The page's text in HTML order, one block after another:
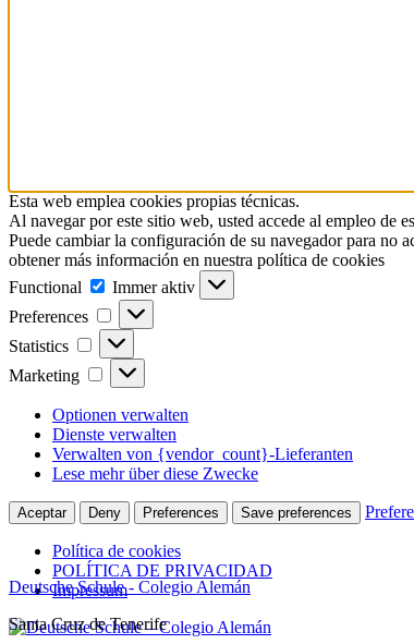
Esta web emplea cookies propias técnicas.
Al navegar por este sitio web, usted accede al empleo de
Puede cambiar la configuración de su navegador para no
obtener más información en nuestra política de cookies
Functional
Functional
Immer aktiv
Preferences
Preferences
Statistics Statistics
Marketing Marketing
Optionen verwalten
Dienste verwalten
Verwalten von {vendor_count}-Lieferanten
Lese mehr über diese Zwecke
Aceptar Deny Preferences Save preferences
Política de cookies
POLÍTICA DE PRIVACIDAD
Impressum
Zum
Deutsche Schule - Colegio Alemán
Santa Cruz de Tenerife